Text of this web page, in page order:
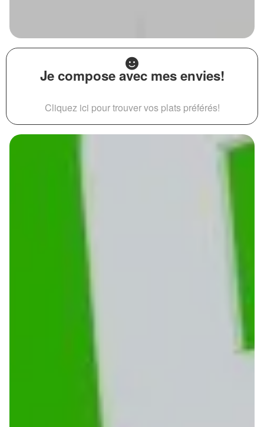
Je compose avec mes envies!
Cliquez ici pour trouver vos plats préférés!